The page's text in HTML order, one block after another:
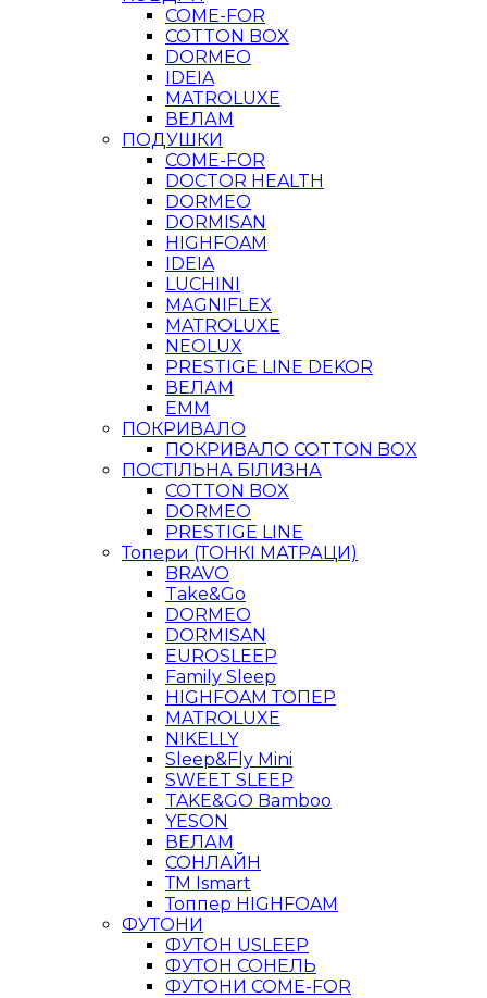
COME-FOR
COTTON BOX
DORMEO
IDEIA
MATROLUXE
ВЕЛАМ
ПОДУШКИ
COME-FOR
DOCTOR HEALTH
DORMEO
DORMISAN
HIGHFOAM
IDEIA
LUCHINI
MAGNIFLEX
MATROLUXE
NEOLUX
PRESTIGE LINE DEKOR
ВЕЛАМ
ЕММ
ПОКРИВАЛО
ПОКРИВАЛО COTTON BOX
ПОСТІЛЬНА БІЛИЗНА
COTTON BOX
DORMEO
PRESTIGE LINE
Топери (ТОНКІ МАТРАЦИ)
BRAVO
Take&Go
DORMEO
DORMISAN
EUROSLEEP
Family Sleep
HIGHFOAM ТОПЕР
MATROLUXE
NIKELLY
Sleep&Fly Mini
SWEET SLEEP
TAKE&GO Bamboo
YESON
ВЕЛАМ
СОНЛАЙН
ТМ Ismart
Топпер HIGHFOAM
ФУТОНИ
ФУТОН USLEEP
ФУТОН СОНЕЛЬ
ФУТОНИ COME-FOR